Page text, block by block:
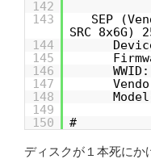
142
143
SEP
SRC 8x6G)
144
145
146
147
148
149
150
#
ディスクが１本死にか